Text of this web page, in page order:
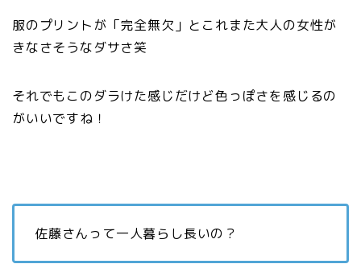
服のプリントが「完全無欠」とこれまた大人の女性が
きなさそうなダサさ笑
それでもこのダラけた感じだけど色っぽさを感じるの
がいいですね！
佐藤さんって一人暮らし長いの？